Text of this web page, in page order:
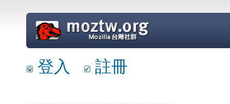
=
登入 註冊